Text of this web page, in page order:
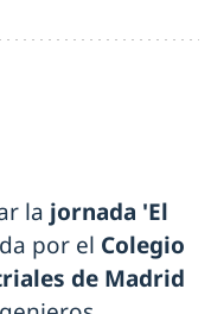
la jornada 'El
por el Colegio
de Madrid